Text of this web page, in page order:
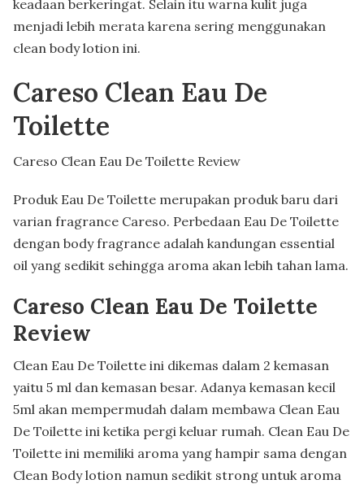
keadaan berkeringat. Selain itu warna kulit juga
menjadi lebih merata karena sering menggunakan
clean body lotion ini.
Careso Clean Eau De
Toilette
Careso Clean Eau De Toilette Review
Produk Eau De Toilette merupakan produk baru dari
varian fragrance Careso. Perbedaan Eau De Toilette
dengan body fragrance adalah kandungan essential
oil yang sedikit sehingga aroma akan lebih tahan lama.
Careso Clean Eau De Toilette
Review
Clean Eau De Toilette ini dikemas dalam 2 kemasan
yaitu 5 ml dan kemasan besar. Adanya kemasan kecil
5ml akan mempermudah dalam membawa Clean Eau
De Toilette ini ketika pergi keluar rumah. Clean Eau De
Toilette ini memiliki aroma yang hampir sama dengan
Clean Body lotion namun sedikit strong untuk aroma